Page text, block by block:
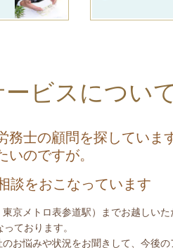
ービスについ
士の顧問を探していま
のですが。
談をおこなっています
京メトロ表参道駅）までお越しい
ております。
お悩みや状況をお聞きして、今後の